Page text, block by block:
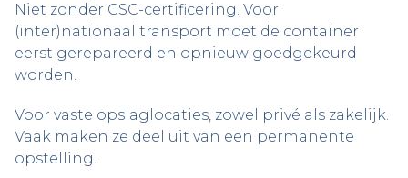
Niet zonder CSC-certificering. Voor
(inter)nationaal transport moet de container
eerst gerepareerd en opnieuw goedgekeurd
worden.
Voor vaste opslaglocaties, zowel privé als zakelijk.
Vaak maken ze deel uit van een permanente
opstelling.